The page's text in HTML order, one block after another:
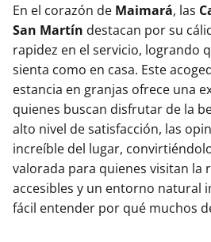
En el corazón de Maimará, las
San Martín destacan por su
rapidez en el servicio, logrando
sienta como en casa. Este
estancia en granjas ofrece una
quienes buscan disfrutar de la
alto nivel de satisfacción, las
increíble del lugar,
valorada para quienes visitan la
accesibles y un entorno natural
fácil entender por qué muchos